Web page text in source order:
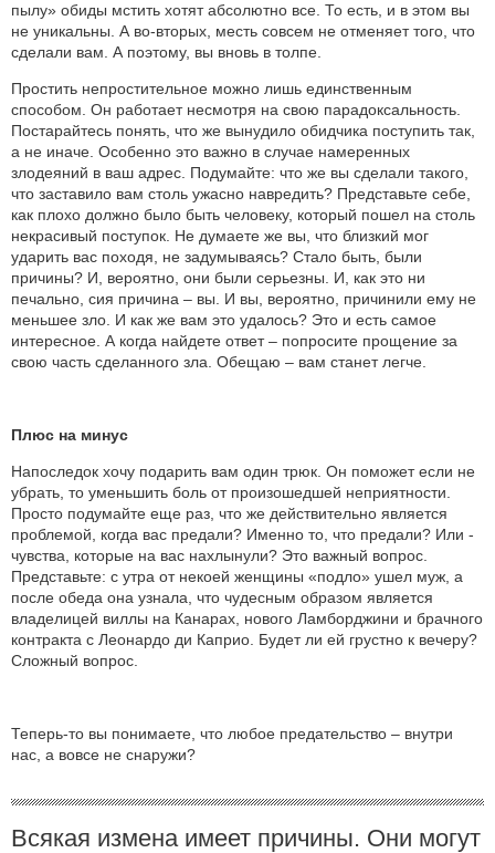
пылу» обиды мстить хотят абсолютно все. То есть, и в этом вы
не уникальны. А во-вторых, месть совсем не отменяет того, что
сделали вам. А поэтому, вы вновь в толпе.
Простить непростительное можно лишь единственным
способом. Он работает несмотря на свою парадоксальность.
Постарайтесь понять, что же вынудило обидчика поступить так,
а не иначе. Особенно это важно в случае намеренных
злодеяний в ваш адрес. Подумайте: что же вы сделали такого,
что заставило вам столь ужасно навредить? Представьте себе,
как плохо должно было быть человеку, который пошел на столь
некрасивый поступок. Не думаете же вы, что близкий мог
ударить вас походя, не задумываясь? Стало быть, были
причины? И, вероятно, они были серьезны. И, как это ни
печально, сия причина – вы. И вы, вероятно, причинили ему не
меньшее зло. И как же вам это удалось? Это и есть самое
интересное. А когда найдете ответ – попросите прощение за
свою часть сделанного зла. Обещаю – вам станет легче.
Плюс на минус
Напоследок хочу подарить вам один трюк. Он поможет если не
убрать, то уменьшить боль от произошедшей неприятности.
Просто подумайте еще раз, что же действительно является
проблемой, когда вас предали? Именно то, что предали? Или -
чувства, которые на вас нахлынули? Это важный вопрос.
Представьте: с утра от некоей женщины «подло» ушел муж, а
после обеда она узнала, что чудесным образом является
владелицей виллы на Канарах, нового Ламборджини и брачного
контракта с Леонардо ди Каприо. Будет ли ей грустно к вечеру?
Сложный вопрос.
Теперь-то вы понимаете, что любое предательство – внутри
нас, а вовсе не снаружи?
Всякая измена имеет причины. Они могут